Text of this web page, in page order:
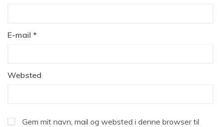
E-mail *
Websted
Gem mit navn, mail og websted i denne browser til